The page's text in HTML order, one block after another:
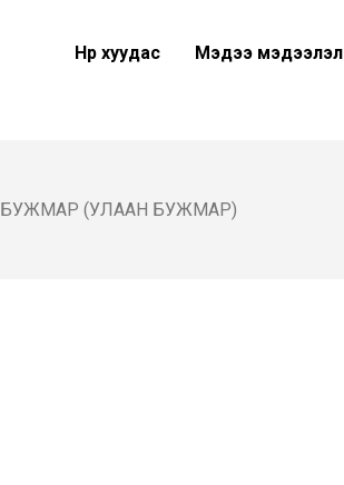
Нүүр хуудас Мэдээ мэдээлэл
БУЖМАР (УЛААН БУЖМАР)